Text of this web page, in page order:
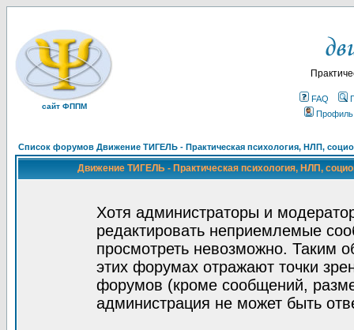
сайт ФППМ
FAQ
Профиль
Список форумов Движение ТИГЕЛЬ - Практическая психология, НЛП,
Движение ТИГЕЛЬ - Практическая психология, НЛП,
Хотя администраторы и
редактировать неприемлемые
просмотреть невозможно. Таким
этих форумах отражают точки
форумов (кроме сообщений,
администрация не может быть